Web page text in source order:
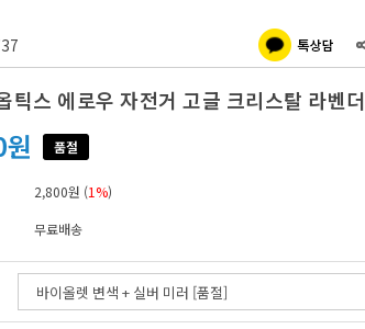
틱스 에로우 자전거 고글 크리스탈 라벤더
품절
2,800원 (1%)
무료배송